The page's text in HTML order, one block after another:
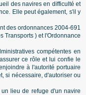
des navires en difficulté et
Elle peut également, s'il y
des ordonnances 2004-691
Transports ) et l'Ordonnance
compétentes en
ce rôle et lui confie le
à l'autorité portuaire
si nécessaire, d'autoriser ou
lieu de refuge d'un navire